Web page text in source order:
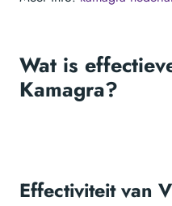
Wat is
Kamagra?
Effectiviteit van